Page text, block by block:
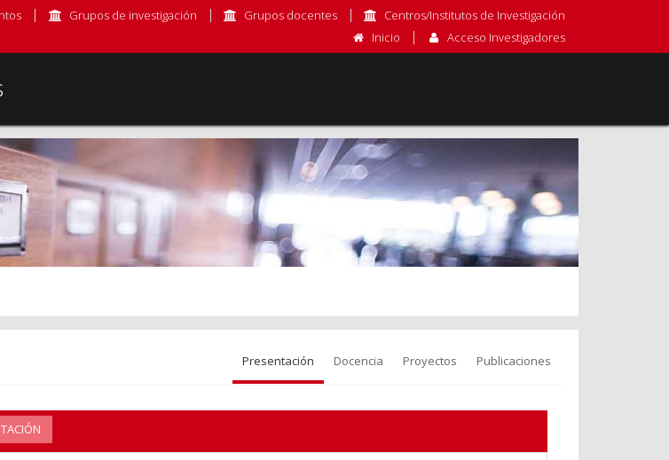
Grupos de investigación Grupos docentes
Centros/Institutos de Investigación
Inicio
Acceso Investigadores
Presentación Docencia Proyectos Publicaciones